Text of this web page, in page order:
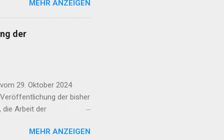
Flughafen Köln-Bonn im
der Kandidatinnen und
CDU | SPD | FDP | AfD |
| dieBasis | Volt |
MEHR ANZEIGEN
der
29. Oktober 2024
der bisher
die Arbeit der
Ihre Aufgabe ist es,
MEHR ANZEIGEN